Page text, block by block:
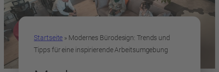
Startseite » Modernes Bürodesign: Trends und
Tipps für eine inspirierende Arbeitsumgebung